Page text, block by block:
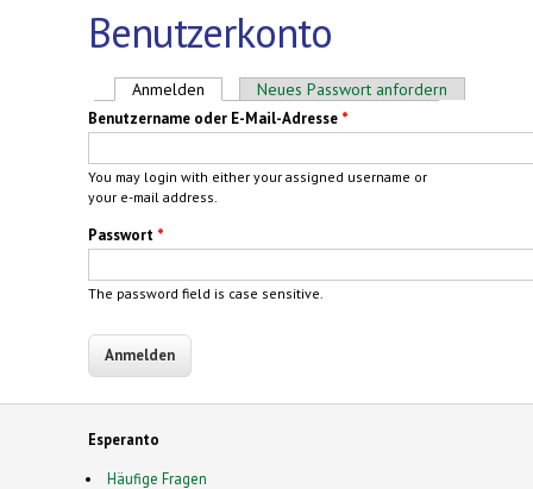
Benutzerkonto
Haupt-Reiter
Anmelden (aktiver Reiter)
Neues Passwort anfordern
Benutzername oder E-Mail-Adresse *
You may login with either your assigned username or
your e-mail address.
Passwort *
The password field is case sensitive.
Esperanto
Häufige Fragen